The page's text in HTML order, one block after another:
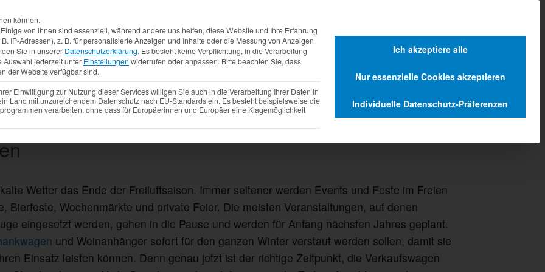
Zeitpunkt für Instandsetzung und Optimierung
Wetter das Ende der Freiluftsaison. Immer seltener werden Events und Feste im Freien
Bierfeste, Wochenmärkte und private Feier. Die meisten Veranstaltungen, auf denen
eingesetzt werden, gehen in die Pause und werden für Anfang nächsten Jahres geplant.
und Weinanhänger sofort für den ganzen Winter verstaut werden sollen, damit sie
Einsatz leisten können. Denn genau jetzt ist der richtige Zeitpunkt, die Verkaufswagen
Aktuelles
können.
von ihnen sind essenziell, während andere uns helfen, diese Website und Ihre Erfahrung
IP-Adressen), z. B. für personalisierte Anzeigen und Inhalte oder die Messung von Anzeigen
Sie in unserer Datenschutzerklärung. Es besteht keine Verpflichtung, in die Verarbeitung
Auswahl jederzeit unter Einstellungen widerrufen oder anpassen. Bitte beachten Sie, dass
der Website verfügbar sind.
Einwilligung zur Nutzung dieser Services willigen Sie auch in die Verarbeitung Ihrer Daten in
Land mit unzureichendem Datenschutz nach EU-Standards ein. Es besteht beispielsweise die
verarbeiten, ohne dass für Europäerinnen und Europäer eine Klagemöglichkeit
Ich akzeptiere alle
Nur essenzielle Cookies akzeptieren
Individuelle Datenschutz-Präferenzen